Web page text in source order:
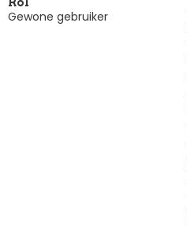
Gewone gebruiker